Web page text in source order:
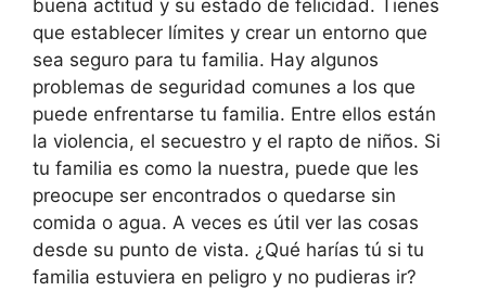
buena actitud y su estado de felicidad. Tienes
que establecer límites y crear un entorno que
sea seguro para tu familia. Hay algunos
problemas de seguridad comunes a los que
puede enfrentarse tu familia. Entre ellos están
la violencia, el secuestro y el rapto de niños. Si
tu familia es como la nuestra, puede que les
preocupe ser encontrados o quedarse sin
comida o agua. A veces es útil ver las cosas
desde su punto de vista. ¿Qué harías tú si tu
familia estuviera en peligro y no pudieras ir?